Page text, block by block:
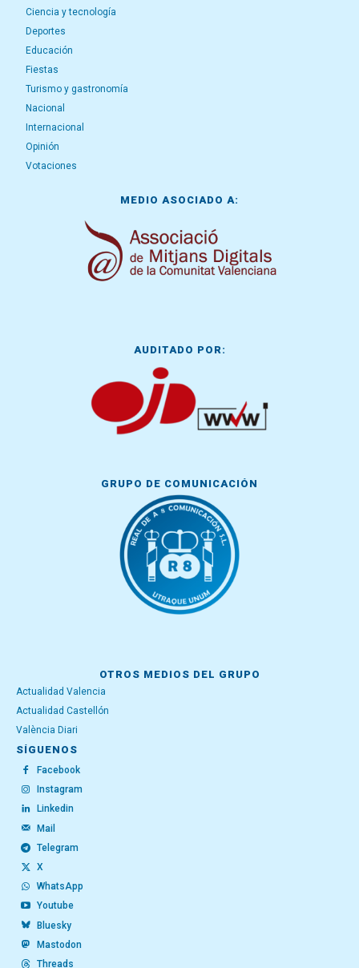
Ciencia y tecnología
Deportes
Educación
Fiestas
Turismo y gastronomía
Nacional
Internacional
Opinión
Votaciones
MEDIO ASOCIADO A:
AUDITADO POR:
GRUPO DE COMUNICACIÓN
OTROS MEDIOS DEL GRUPO
Actualidad Valencia
Actualidad Castellón
València Diari
SÍGUENOS
Facebook
Instagram
Linkedin
Mail
Telegram
X
WhatsApp
Youtube
Bluesky
Mastodon
Threads